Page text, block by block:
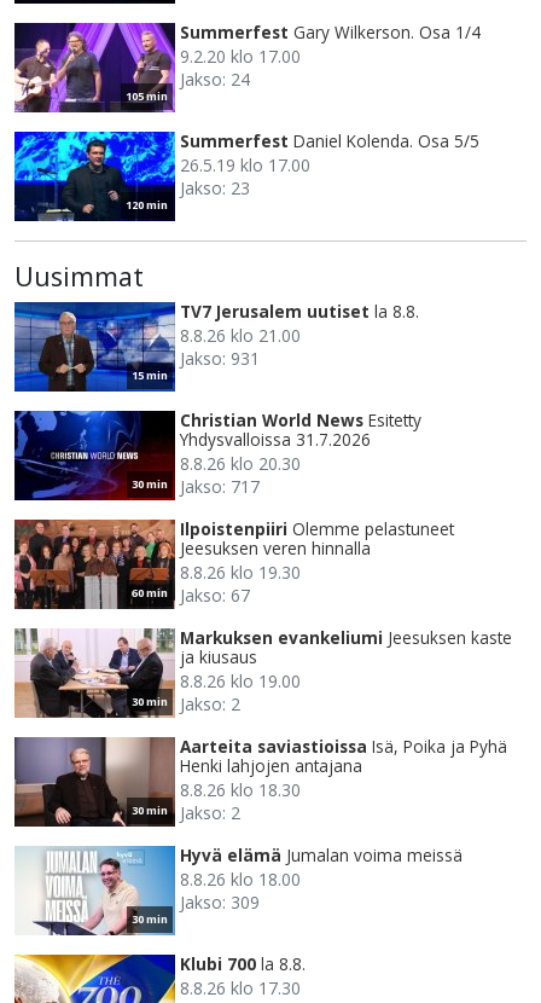
105 min
Summerfest Gary Wilkerson. Osa 1/4
9.2.20 klo 17.00
Jakso: 24
120 min
Summerfest Daniel Kolenda. Osa 5/5
26.5.19 klo 17.00
Jakso: 23
Uusimmat
15 min
TV7 Jerusalem uutiset la 8.8.
8.8.26 klo 21.00
Jakso: 931
30 min
Christian World News Esitetty
Yhdysvalloissa 31.7.2026
8.8.26 klo 20.30
Jakso: 717
60 min
Ilpoistenpiiri Olemme pelastuneet
Jeesuksen veren hinnalla
8.8.26 klo 19.30
Jakso: 67
30 min
Markuksen evankeliumi Jeesuksen kaste
ja kiusaus
8.8.26 klo 19.00
Jakso: 2
30 min
Aarteita saviastioissa Isä, Poika ja Pyhä
Henki lahjojen antajana
8.8.26 klo 18.30
Jakso: 2
30 min
Hyvä elämä Jumalan voima meissä
8.8.26 klo 18.00
Jakso: 309
Klubi 700 la 8.8.
8.8.26 klo 17.30